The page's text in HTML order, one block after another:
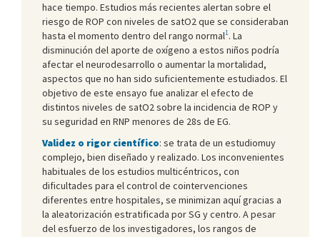
hace tiempo. Estudios más recientes alertan sobre el
riesgo de ROP con niveles de satO2 que se consideraban
hasta el momento dentro del rango normal1. La
disminución del aporte de oxígeno a estos niños podría
afectar el neurodesarrollo o aumentar la mortalidad,
aspectos que no han sido suficientemente estudiados. El
objetivo de este ensayo fue analizar el efecto de
distintos niveles de satO2 sobre la incidencia de ROP y
su seguridad en RNP menores de 28s de EG.
Validez o rigor científico: se trata de un estudiomuy
complejo, bien diseñado y realizado. Los inconvenientes
habituales de los estudios multicéntricos, con
dificultades para el control de cointervenciones
diferentes entre hospitales, se minimizan aquí gracias a
la aleatorización estratificada por SG y centro. A pesar
del esfuerzo de los investigadores, los rangos de